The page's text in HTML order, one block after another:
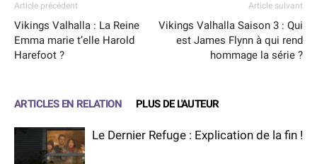
Article précédent
Vikings Valhalla : La Reine
Emma marie t’elle Harold
Harefoot ?
Article suivant
Vikings Valhalla Saison 3 : Qui
est James Flynn à qui rend
hommage la série ?
ARTICLES EN RELATION PLUS DE L'AUTEUR
Le Dernier Refuge : Explication de la fin !